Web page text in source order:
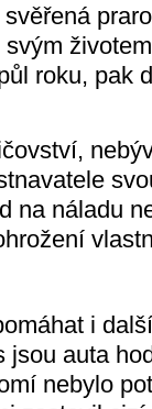
roku, pak
na náladu
i
auta
nebylo